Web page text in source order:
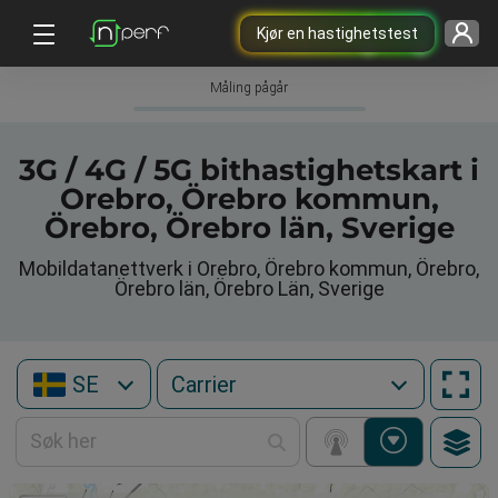
Kjør en hastighetstest
Måling pågår
3G / 4G / 5G bithastighetskart i
Orebro, Örebro kommun,
Örebro, Örebro län, Sverige
Mobildatanettverk i Orebro, Örebro kommun, Örebro,
Örebro län, Örebro Län, Sverige
SE